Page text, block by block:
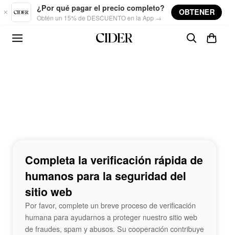
Skip to main content
¿Por qué pagar el precio completo?
Obtén un 15% de DESCUENTO en la App →
OBTENER
Completa la verificación rápida de
humanos para la seguridad del
sitio web
Por favor, complete un breve proceso de verificación
humana para ayudarnos a proteger nuestro sitio web
de fraudes, spam y abusos. Su cooperación contribuye